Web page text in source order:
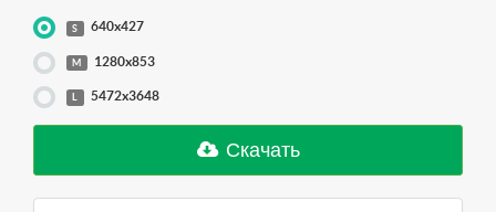
S 640x427
M 1280x853
L 5472x3648
Скачать